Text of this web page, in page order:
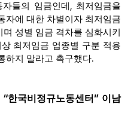
들의 임금인데 , 최저임금을
자에 대한 차별이자 최저임금
성별 임금 격차를 심화시키
최저임금 업종별 구분 적용
하지 말라고 촉구했다.
“한국비정규노동센터 ” 이남